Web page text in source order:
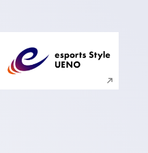
で開く 新規ウィンドウで開く